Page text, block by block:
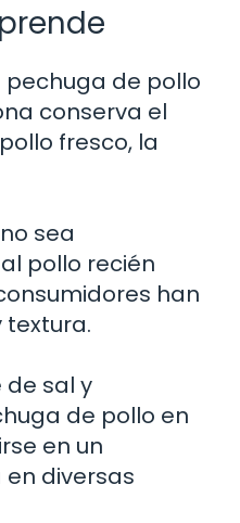
pechuga de pollo
conserva el
fresco, la
sea
pollo recién
han
textura.
de sal y
de pollo en
en un
diversas